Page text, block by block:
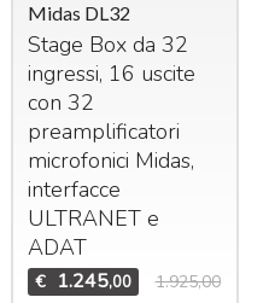
Midas DL32
Stage Box da 32
ingressi, 16 uscite
con 32
preamplificatori
microfonici Midas,
interfacce
ULTRANETe
ADAT
€ 1.245,00 1.925,00